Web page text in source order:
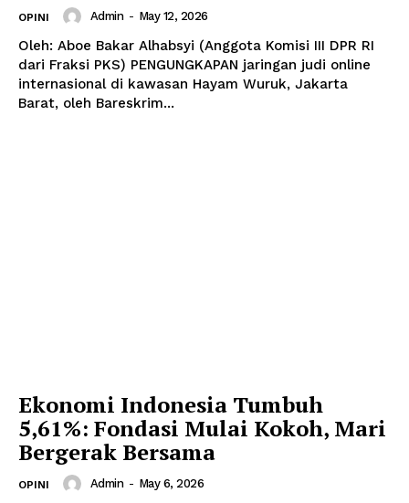
OPINI Admin - May 12, 2026
Oleh: Aboe Bakar Alhabsyi (Anggota Komisi III DPR RI
dari Fraksi PKS) PENGUNGKAPAN jaringan judi online
internasional di kawasan Hayam Wuruk, Jakarta
Barat, oleh Bareskrim...
Ekonomi Indonesia Tumbuh
5,61%: Fondasi Mulai Kokoh, Mari
Bergerak Bersama
OPINI Admin - May 6, 2026